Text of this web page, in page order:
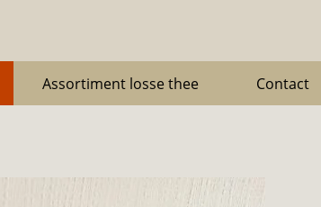
Assortiment losse thee Contact